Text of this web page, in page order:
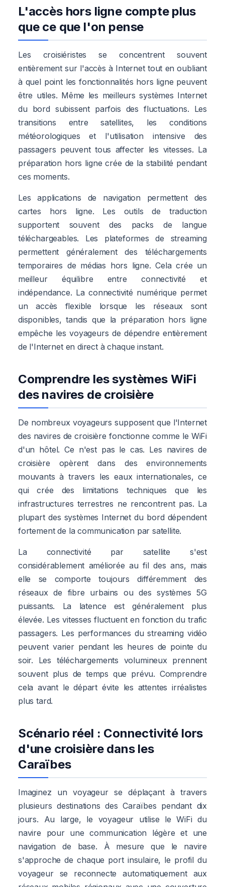
L'accès hors ligne compte plus
que ce que l'on pense
Les croisiéristes se concentrent souvent
entièrement sur l'accès à Internet tout en oubliant
à quel point les fonctionnalités hors ligne peuvent
être utiles. Même les meilleurs systèmes Internet
du bord subissent parfois des fluctuations. Les
transitions entre satellites, les conditions
météorologiques et l'utilisation intensive des
passagers peuvent tous affecter les vitesses. La
préparation hors ligne crée de la stabilité pendant
ces moments.
Les applications de navigation permettent des
cartes hors ligne. Les outils de traduction
supportent souvent des packs de langue
téléchargeables. Les plateformes de streaming
permettent généralement des téléchargements
temporaires de médias hors ligne. Cela crée un
meilleur équilibre entre connectivité et
indépendance. La connectivité numérique permet
un accès flexible lorsque les réseaux sont
disponibles, tandis que la préparation hors ligne
empêche les voyageurs de dépendre entièrement
de l'Internet en direct à chaque instant.
Comprendre les systèmes WiFi
des navires de croisière
De nombreux voyageurs supposent que l'Internet
des navires de croisière fonctionne comme le WiFi
d'un hôtel. Ce n'est pas le cas. Les navires de
croisière opèrent dans des environnements
mouvants à travers les eaux internationales, ce
qui crée des limitations techniques que les
infrastructures terrestres ne rencontrent pas. La
plupart des systèmes Internet du bord dépendent
fortement de la communication par satellite.
La connectivité par satellite s'est
considérablement améliorée au fil des ans, mais
elle se comporte toujours différemment des
réseaux de fibre urbains ou des systèmes 5G
puissants. La latence est généralement plus
élevée. Les vitesses fluctuent en fonction du trafic
passagers. Les performances du streaming vidéo
peuvent varier pendant les heures de pointe du
soir. Les téléchargements volumineux prennent
souvent plus de temps que prévu. Comprendre
cela avant le départ évite les attentes irréalistes
plus tard.
Scénario réel : Connectivité lors
d'une croisière dans les
Caraïbes
Imaginez un voyageur se déplaçant à travers
plusieurs destinations des Caraïbes pendant dix
jours. Au large, le voyageur utilise le WiFi du
navire pour une communication légère et une
navigation de base. À mesure que le navire
s'approche de chaque port insulaire, le profil du
voyageur se reconnecte automatiquement aux